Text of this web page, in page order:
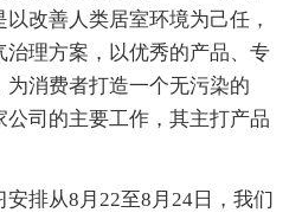
改善人类居室环境为己任，
治理方案，以优秀的产品、专
消费者打造一个无污染的
司的主要工作，其主打产品
安排从8月22至8月24日，我们